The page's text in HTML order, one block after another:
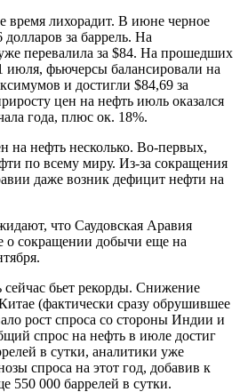
время лихорадит. В июне черное
долларов за баррель. На
перевалила за $84. На прошедших
июля, фьючерсы балансировали на
и достигли $84,69 за
цен на нефть июль оказался
года, плюс ок. 18%.
на нефть несколько. Во-первых,
по всему миру. Из-за сокращения
даже возник дефицит нефти на
что Саудовская Аравия
о сокращении добычи еще на
бьет рекорды. Снижение
(фактически сразу обрушившее
рост спроса со стороны Индии и
спрос на нефть в июле достиг
в сутки, аналитики уже
спроса на этот год, добавив к
550 000 баррелей в сутки.